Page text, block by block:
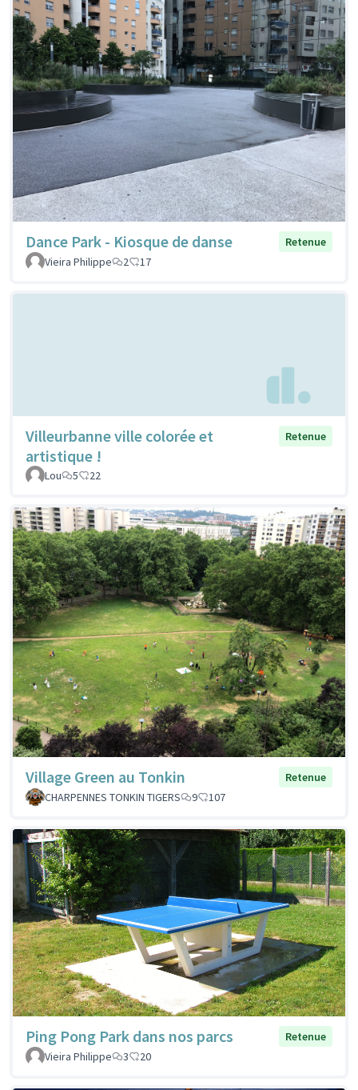
Dance Park - Kiosque de danse
Retenue
Vieira Philippe
2 17
Villeurbanne ville colorée et
artistique !
Retenue
Lou 5 22
Village Green au Tonkin
Retenue
CHARPENNES TONKIN TIGERS
9 107
Ping Pong Park dans nos parcs
Retenue
Vieira Philippe
3 20